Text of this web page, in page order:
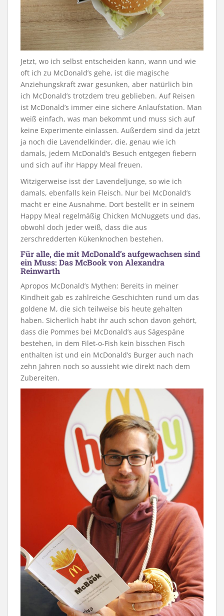
Jetzt, wo ich selbst entscheiden kann, wann und wie
oft ich zu McDonald’s gehe, ist die magische
Anziehungskraft zwar gesunken, aber natürlich bin
ich McDonald’s trotzdem treu geblieben. Auf Reisen
ist McDonald’s immer eine sichere Anlaufstation. Man
weiß einfach, was man bekommt und muss sich auf
keine Experimente einlassen. Außerdem sind da jetzt
ja noch die Lavendelkinder, die, genau wie ich
damals, jedem McDonald’s Besuch entgegen fiebern
und sich auf ihr Happy Meal freuen.
Witzigerweise isst der Lavendeljunge, so wie ich
damals, ebenfalls kein Fleisch. Nur bei McDonald’s
macht er eine Ausnahme. Dort bestellt er in seinem
Happy Meal regelmäßig Chicken McNuggets und das,
obwohl doch jeder weiß, dass die aus
zerschredderten Kükenknochen bestehen.
Für alle, die mit McDonald’s aufgewachsen sind
ein Muss: Das McBook von Alexandra
Reinwarth
Apropos McDonald’s Mythen: Bereits in meiner
Kindheit gab es zahlreiche Geschichten rund um das
goldene M, die sich teilweise bis heute gehalten
haben. Sicherlich habt ihr auch schon davon gehört,
dass die Pommes bei McDonald’s aus Sägespäne
bestehen, in dem Filet-o-Fish kein bisschen Fisch
enthalten ist und ein McDonald’s Burger auch nach
zehn Jahren noch so aussieht wie direkt nach dem
Zubereiten.